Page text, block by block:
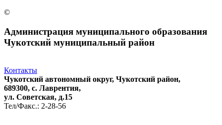
©
Администрация муниципального образования
Чукотский муниципальный район
Контакты
Чукотский автономный округ, Чукотский район,
689300, с. Лаврентия,
ул. Советская, д.15
Тел/Факс.: 2-28-56